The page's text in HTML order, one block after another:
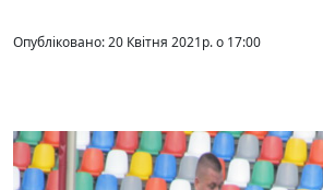
Опубліковано: 20 Квітня 2021р. о 17:00